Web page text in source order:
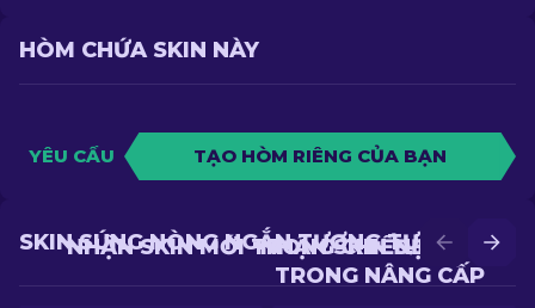
HÒM CHỨA SKIN NÀY
YÊU CẦU TẠO HÒM RIÊNG CỦA BẠN
NHẬN SKIN ĐẸP HƠN
TRONG NÂNG CẤP
NHẬN SKIN MỚI TRONG CHIẾN ĐẤU
SKIN SÚNG NÒNG NGẮN TƯƠNG TỰ